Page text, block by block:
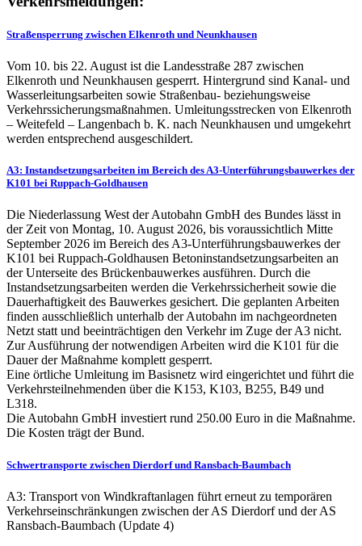
Straßensperrung zwischen Elkenroth und Neunkhausen
Vom 10. bis 22. August ist die Landesstraße 287 zwischen
Elkenroth und Neunkhausen gesperrt. Hintergrund sind Kanal- und
Wasserleitungsarbeiten sowie Straßenbau- beziehungsweise
Verkehrssicherungsmaßnahmen. Umleitungsstrecken von Elkenroth
– Weitefeld – Langenbach b. K. nach Neunkhausen und umgekehrt
werden entsprechend ausgeschildert.
A3: Instandsetzungsarbeiten im Bereich des A3-Unterführungsbauwerkes der
K101 bei Ruppach-Goldhausen
Die Niederlassung West der Autobahn GmbH des Bundes lässt in
der Zeit von Montag, 10. August 2026, bis voraussichtlich Mitte
September 2026 im Bereich des A3-Unterführungsbauwerkes der
K101 bei Ruppach-Goldhausen Betoninstandsetzungsarbeiten an
der Unterseite des Brückenbauwerkes ausführen. Durch die
Instandsetzungsarbeiten werden die Verkehrssicherheit sowie die
Dauerhaftigkeit des Bauwerkes gesichert. Die geplanten Arbeiten
finden ausschließlich unterhalb der Autobahn im nachgeordneten
Netzt statt und beeinträchtigen den Verkehr im Zuge der A3 nicht.
Zur Ausführung der notwendigen Arbeiten wird die K101 für die
Dauer der Maßnahme komplett gesperrt.
Eine örtliche Umleitung im Basisnetz wird eingerichtet und führt die
Verkehrsteilnehmenden über die K153, K103, B255, B49 und
L318.
Die Autobahn GmbH investiert rund 250.00 Euro in die Maßnahme.
Die Kosten trägt der Bund.
Schwertransporte zwischen Dierdorf und Ransbach-Baumbach
A3: Transport von Windkraftanlagen führt erneut zu temporären
Verkehrseinschränkungen zwischen der AS Dierdorf und der AS
Ransbach-Baumbach (Update 4)